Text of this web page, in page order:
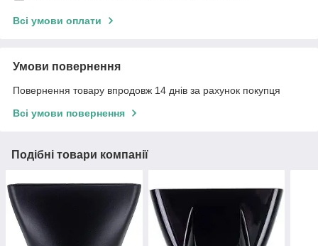
Всі умови оплати
Умови повернення
Повернення товару впродовж 14 днів за рахунок покупця
Всі умови повернення
Подібні товари компанії